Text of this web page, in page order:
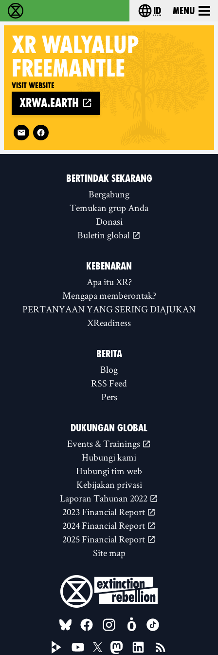
Extinction Rebellion (XR–Pemberontakan
Choose your
id Menu
XR WALYALUP
FREEMANTLE
Visit website
xrwa.earth
Follow XR Walyalup Freemantle on
BERTINDAK SEKARANG
Bergabung
Temukan grup Anda
Donasi
Buletin global
KEBENARAN
Apa itu XR?
Mengapa memberontak?
PERTANYAAN YANG SERING DIAJUKAN
XReadiness
BERITA
Blog
RSS Feed
Pers
DUKUNGAN GLOBAL
Events & Trainings
Hubungi kami
Hubungi tim web
Kebijakan privasi
Laporan Tahunan 2022
2023 Financial Report
2024 Financial Report
2025 Financial Report
Site map
FOLLOW US ON